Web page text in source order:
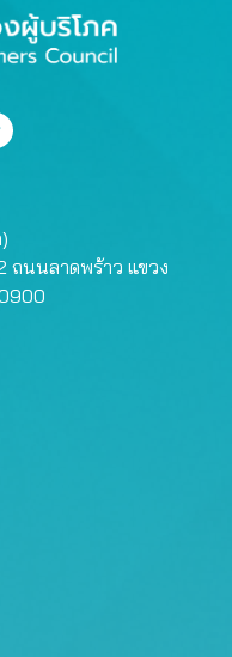
ถนนลาดพร้าว แขวง